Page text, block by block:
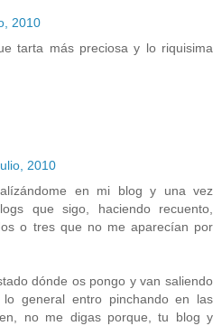
2010
tarta más preciosa y lo riquisima
2010
en mi blog y una vez
que sigo, haciendo recuento,
o tres que no me aparecían por
dónde os pongo y van saliendo
general entro pinchando en las
no me digas porque, tu blog y